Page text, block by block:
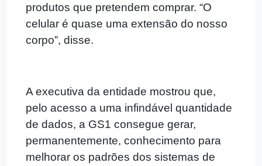
produtos que pretendem comprar. “O
celular é quase uma extensão do nosso
corpo”, disse.
A executiva da entidade mostrou que,
pelo acesso a uma infindável quantidade
de dados, a GS1 consegue gerar,
permanentemente, conhecimento para
melhorar os padrões dos sistemas de